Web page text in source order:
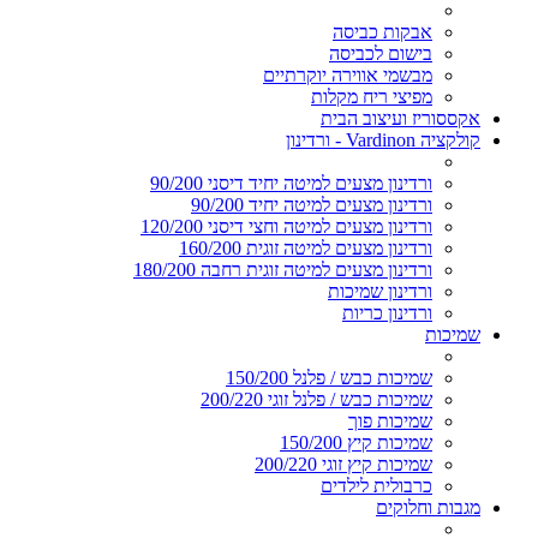
אבקות כביסה
בישום לכביסה
מבשמי אווירה יוקרתיים
מפיצי ריח מקלות
אקססוריז ועיצוב הבית
קולקציה Vardinon - ורדינון
ורדינון מצעים למיטה יחיד דיסני 90/200
ורדינון מצעים למיטה יחיד 90/200
ורדינון מצעים למיטה וחצי דיסני 120/200
ורדינון מצעים למיטה זוגית 160/200
ורדינון מצעים למיטה זוגית רחבה 180/200
ורדינון שמיכות
ורדינון כריות
שמיכות
שמיכות כבש / פלנל 150/200
שמיכות כבש / פלנל זוגי 200/220
שמיכות פוך
שמיכות קיץ 150/200
שמיכות קיץ זוגי 200/220
כרבולית לילדים
מגבות וחלוקים